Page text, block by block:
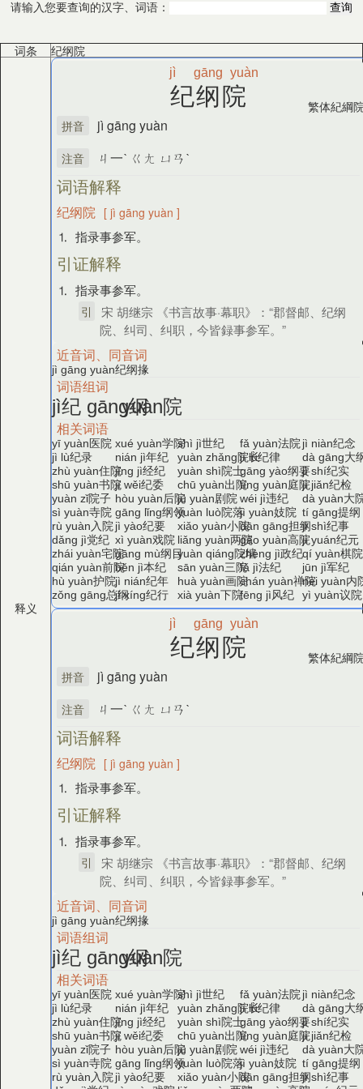
请输入您要查询的汉字、词语：
词条 纪纲院
释义
jì gāng yuàn
纪纲院 繁体紀綱
拼音
jì gāng yuàn
注音 ㄐ一ˋ ㄍㄤ ㄩㄢˋ
词语解释
纪纲院 [ jì gāng yuàn ]
⒈ 指录事参军。
引证解释
⒈ 指录事参军。
引
宋 胡继宗 《书言故事·幕职》：“郡督邮、纪纲
院、纠司、纠职，今皆録事参军。”
近音词、同音词
jì gāng yuàn纪纲掾
词语组词
jì纪 gāng纲
yuàn院
相关词语
yī yuàn医院 xué yuàn学院shì jì世纪 fǎ yuàn法院jì niàn纪念
jì lù纪录 nián jì年纪 yuàn zhǎng院长
jì lǜ纪律 dà gāng大
zhù yuàn住院jīng jì经纪 yuàn shì院士gāng yào纲要jì shí纪实
shū yuàn书院jì wěi纪委 chū yuàn出院tíng yuàn庭院jì jiǎn纪检
yuàn zǐ院子 hòu yuàn后院jù yuàn剧院 wéi jì违纪 dà yuàn大
sì yuàn寺院 gāng lǐng纲领yuàn luò院落jì yuàn妓院 tí gāng提纲
rù yuàn入院jì yào纪要 xiǎo yuàn小院dān gāng担纲jì shì纪事
dǎng jì党纪 xì yuàn戏院 liǎng yuàn两院gāo yuàn高院jì yuán纪元
zhái yuàn宅院gāng mù纲目yuàn qiáng院墙
zhèng jì政纪qí yuàn棋院
qián yuàn前院běn jì本纪 sān yuàn三院fǎ jì法纪 jūn jì军纪
hù yuàn护院jì nián纪年 huà yuàn画院chán yuàn禅院
nèi yuàn内
zǒng gāng总纲
jì xíng纪行 xià yuàn下院fēng jì风纪 yì yuàn议院
jì gāng yuàn
纪纲院 繁体紀綱
拼音
jì gāng yuàn
注音 ㄐ一ˋ ㄍㄤ ㄩㄢˋ
词语解释
纪纲院 [ jì gāng yuàn ]
⒈ 指录事参军。
引证解释
⒈ 指录事参军。
引
宋 胡继宗 《书言故事·幕职》：“郡督邮、纪纲
院、纠司、纠职，今皆録事参军。”
近音词、同音词
jì gāng yuàn纪纲掾
词语组词
jì纪 gāng纲
yuàn院
相关词语
yī yuàn医院 xué yuàn学院shì jì世纪 fǎ yuàn法院 jì niàn纪念
jì lù纪录 nián jì年纪 yuàn zhǎng院长
jì lǜ纪律 dà gāng大
zhù yuàn住院jīng jì经纪 yuàn shì院士gāng yào纲要jì shí纪实
shū yuàn书院jì wěi纪委 chū yuàn出院tíng yuàn庭院jì jiǎn纪检
yuàn zǐ院子 hòu yuàn后院jù yuàn剧院 wéi jì违纪 dà yuàn大
sì yuàn寺院 gāng lǐng纲领yuàn luò院落jì yuàn妓院 tí gāng提纲
rù yuàn 入院 jì yào纪要 xiǎo yuàn小院dān gāng担纲jì shì纪事